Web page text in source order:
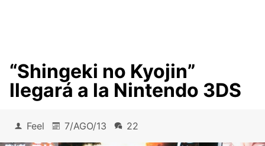
“Shingeki no Kyojin”
llegará a la Nintendo 3DS
Feel 7/AGO/13 22